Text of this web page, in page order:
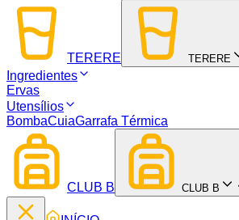
TERERE TERERE
Ingredientes
Ervas
Utensílios
BombaCuiaGarrafa Térmica
CLUB B CLUB B